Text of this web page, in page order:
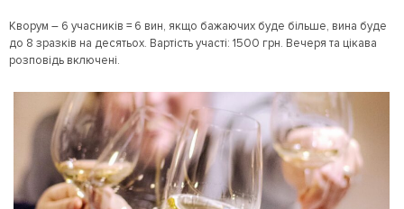
Кворум – 6 учасників = 6 вин, якщо бажаючих буде більше, вина буде
до 8 зразків на десятьох. Вартість участі: 1500 грн. Вечеря та цікава
розповідь включені.